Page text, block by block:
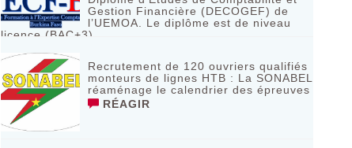
Gestion Financière (DECOGEF) de
l’UEMOA. Le diplôme est de niveau
licence (BAC+3)
Recrutement de 120 ouvriers qualifiés
monteurs de lignes HTB : La SONABEL
réaménage le calendrier des épreuves
RÉAGIR